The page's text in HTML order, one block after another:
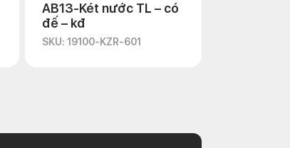
AB13-Két nước TL – có
đế – kđ
SKU: 19100-KZR-601